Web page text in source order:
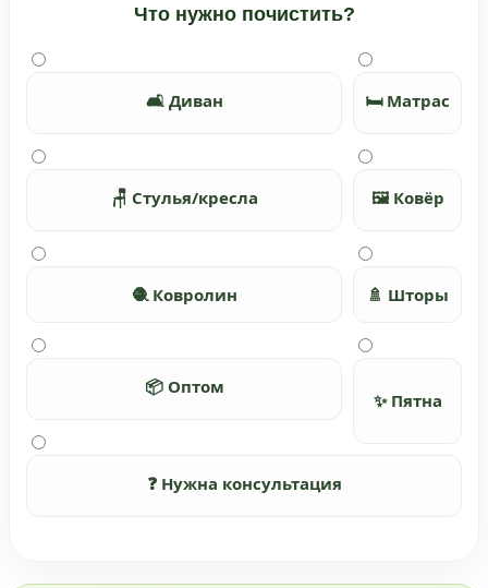
Что нужно почистить?
🛋️ Диван 🛏️ Матрас
🪑 Стулья/кресла 🖼️ Ковёр
🧶 Ковролин 🚿 Шторы
📦 Оптом
✨ Пятна
❓ Нужна консультация